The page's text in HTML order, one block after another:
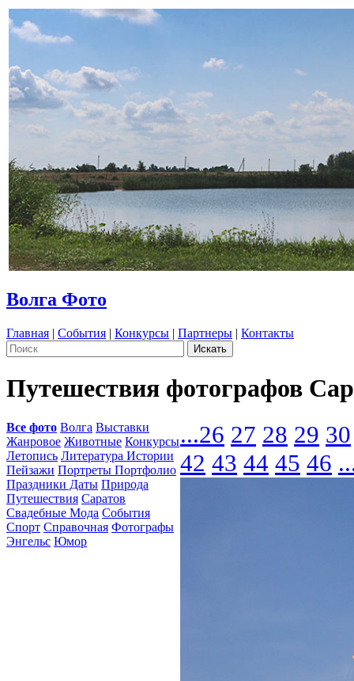
Волга Фото
Главная | События | Конкурсы | Партнеры | Контакты
Путешествия фотографов
Все фото Волга Выставки
Жанровое Животные Конкурсы
Летопись Литература Истории
Пейзажи Портреты Портфолио
Праздники Даты Природа
Путешествия Саратов
Свадебные Мода События
Спорт Справочная Фотографы
Энгельс Юмор
...26 27 28 29 30
42 43 44 45 46